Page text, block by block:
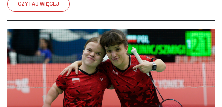
CZYTAJ WIĘCEJ